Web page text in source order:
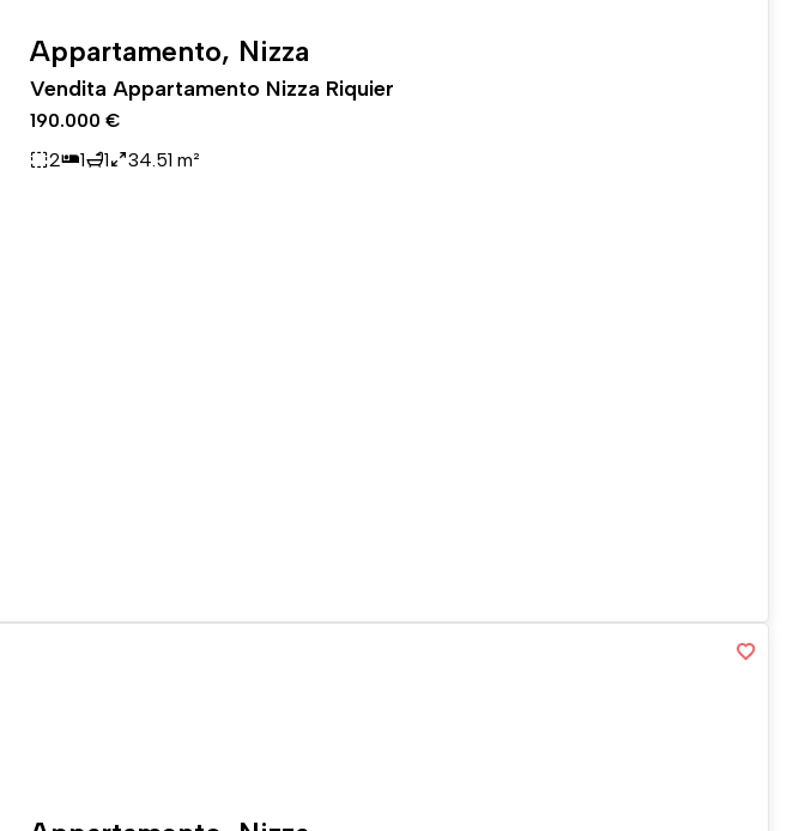
Appartamento, Nizza
Vendita Appartamento Nizza Riquier
190.000 €
2
1 1 34.51 m²